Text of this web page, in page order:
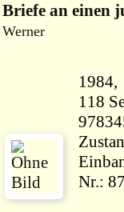
Briefe an einen
Werner
118 Seiten
Nr.: